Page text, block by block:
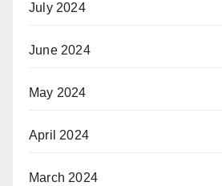
July 2024
June 2024
May 2024
April 2024
March 2024